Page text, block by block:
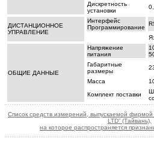
Дискретность
установки
ДИСТАНЦИОННОЕ
УПРАВЛЕНИЕ
Интерфейс
Программирование
ОБЩИЕ ДАННЫЕ
Напряжение
питания
Габаритные
размеры
Масса
Комплект поставки
Список средств измерений, выпускаемой фирмой
LTD” (Тайвань),
на которое распространяется